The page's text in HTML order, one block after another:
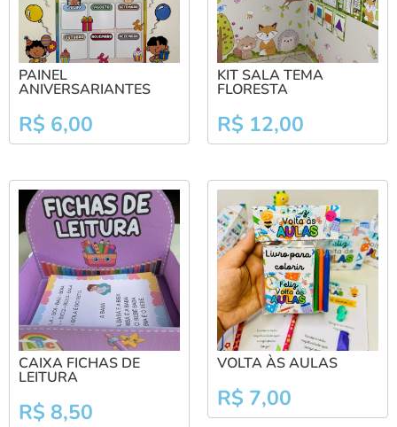
PAINEL
ANIVERSARIANTES
R$ 6,00
KIT SALA TEMA
FLORESTA
R$ 12,00
CAIXA FICHAS DE
LEITURA
R$ 8,50
VOLTA ÀS AULAS
R$ 7,00